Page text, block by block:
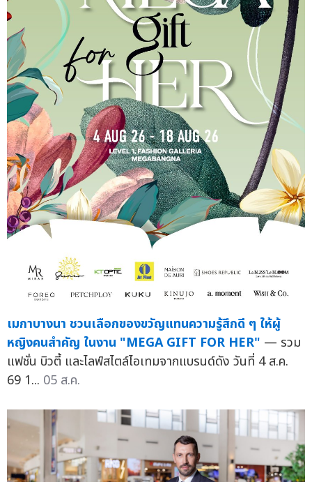
เมกาบางนา ชวนเลือกของขวัญแทนความรู้สึกดี ๆ ให้ผู้
หญิงคนสำคัญ ในงาน "MEGA GIFT FOR HER" — รวม
แฟชั่น บิวตี้ และไลฟ์สไตล์ไอเทมจากแบรนด์ดัง วันที่ 4 ส.ค.
69 1... 05 ส.ค.